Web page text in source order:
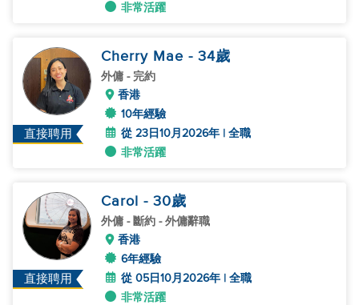
非常活躍
直接聘用
Cherry Mae - 34歲
外傭 - 完約
香港
10年經驗
從 23日10月2026年 | 全職
非常活躍
直接聘用
Carol - 30歲
外傭 - 斷約 - 外傭辭職
香港
6年經驗
從 05日10月2026年 | 全職
非常活躍